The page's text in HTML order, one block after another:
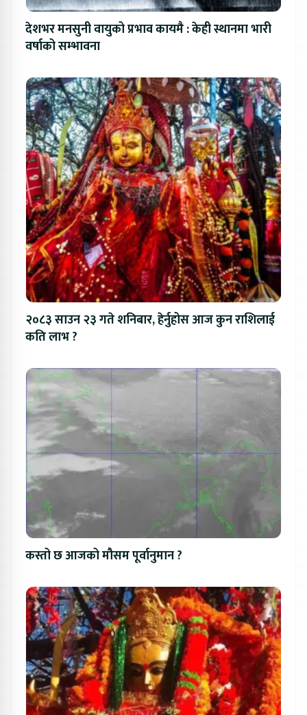
देशभर मनसुनी वायुको प्रभाव कायमै : केही स्थानमा भारी
वर्षाको सम्भावना
२०८३ साउन २३ गते शनिबार, हेर्नुहोस आज कुन राशिलाई
कति लाभ ?
कस्तो छ आजको मौसम पूर्वानुमान ?